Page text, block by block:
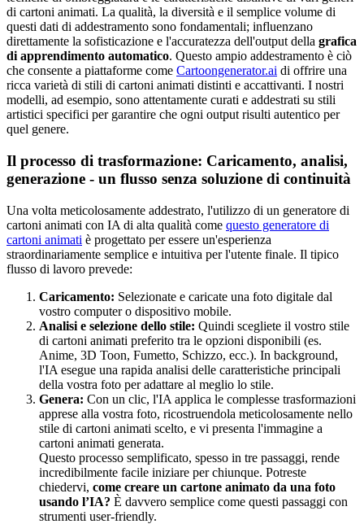
di cartoni animati. La qualità, la diversità e il semplice volume di
questi dati di addestramento sono fondamentali; influenzano
direttamente la sofisticazione e l'accuratezza dell'output della grafica
di apprendimento automatico. Questo ampio addestramento è ciò
che consente a piattaforme come Cartoongenerator.ai di offrire una
ricca varietà di stili di cartoni animati distinti e accattivanti. I nostri
modelli, ad esempio, sono attentamente curati e addestrati su stili
artistici specifici per garantire che ogni output risulti autentico per
quel genere.
Il processo di trasformazione: Caricamento, analisi,
generazione - un flusso senza soluzione di continuità
Una volta meticolosamente addestrato, l'utilizzo di un generatore di
cartoni animati con IA di alta qualità come questo generatore di
cartoni animati è progettato per essere un'esperienza
straordinariamente semplice e intuitiva per l'utente finale. Il tipico
flusso di lavoro prevede:
Caricamento: Selezionate e caricate una foto digitale dal
vostro computer o dispositivo mobile.
Analisi e selezione dello stile: Quindi scegliete il vostro stile
di cartoni animati preferito tra le opzioni disponibili (es.
Anime, 3D Toon, Fumetto, Schizzo, ecc.). In background,
l'IA esegue una rapida analisi delle caratteristiche principali
della vostra foto per adattare al meglio lo stile.
Genera: Con un clic, l'IA applica le complesse trasformazioni
apprese alla vostra foto, ricostruendola meticolosamente nello
stile di cartoni animati scelto, e vi presenta l'immagine a
cartoni animati generata.
Questo processo semplificato, spesso in tre passaggi, rende
incredibilmente facile iniziare per chiunque. Potreste
chiedervi, come creare un cartone animato da una foto
usando l’IA? È davvero semplice come questi passaggi con
strumenti user-friendly.